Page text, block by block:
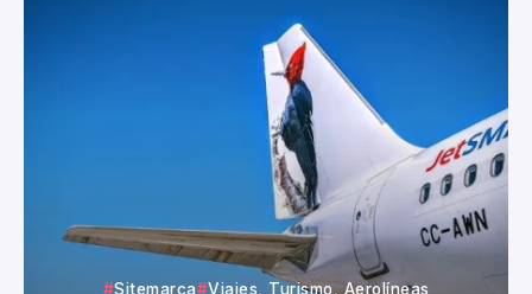
Sitemarca Viajes, Turismo, Aerolíneas